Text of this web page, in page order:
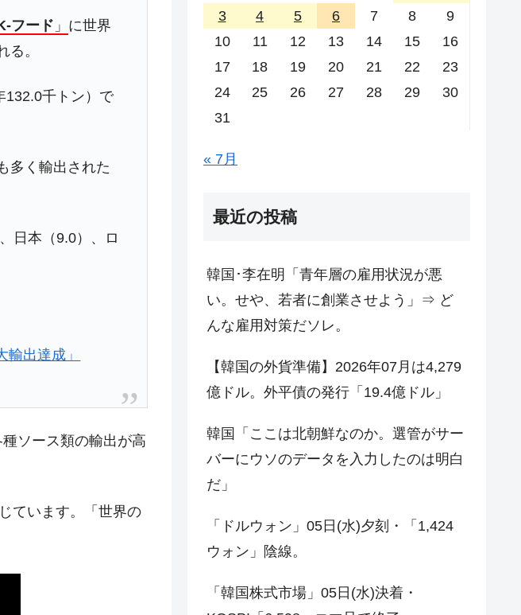
暴落
フード 」 に世界
る。
132.0千トン）で
多く輸出された
日本（9.0）、ロ
輸出達成」
ソース類の輸出が高
ています。「世界の
3
4 5 6 7 8
9
10
11 12 13 14 15
16
17
18 19 20 21 22
23
24
25 26 27 28 29
30
31
« 7月
最近の投稿
韓国･李在明「青年層の雇用状況が悪
い。せや、若者に創業させよう」⇒ ど
んな雇用対策だソレ。
【韓国の外貨準備】2026年07月は4,279
億ドル。外平債の発行「19.4億ドル」
韓国「ここは北朝鮮なのか。選管がサー
バーにウソのデータを入力したのは明白
だ」
「ドルウォン」05日(水)夕刻・「1,424
ウォン」陰線。
「韓国株式市場」05日(水)決着・